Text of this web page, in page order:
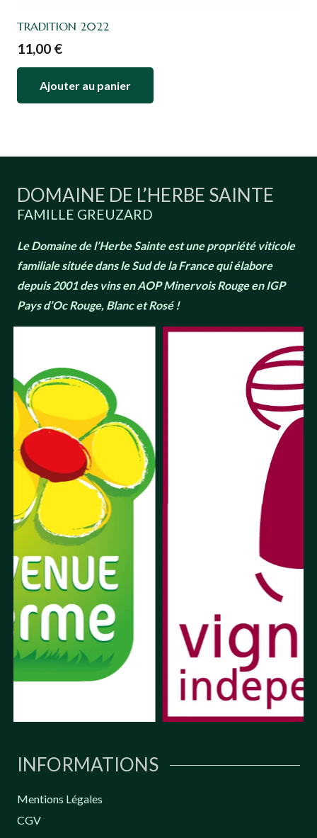
TRADITION 2022
11,00 €
Ajouter au panier
DOMAINE DE L’HERBE SAINTE
FAMILLE GREUZARD
Le Domaine de l’Herbe Sainte est une propriété viticole
familiale située dans le Sud de la France qui élabore
depuis 2001 des vins en AOP Minervois Rouge en IGP
Pays d’Oc Rouge, Blanc et Rosé!
INFORMATIONS
Mentions Légales
CGV